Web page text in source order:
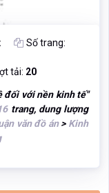
Số trang:
tải: 20
đối với nền kinh tế"
trang, dung lượng
văn đồ án> Kinh